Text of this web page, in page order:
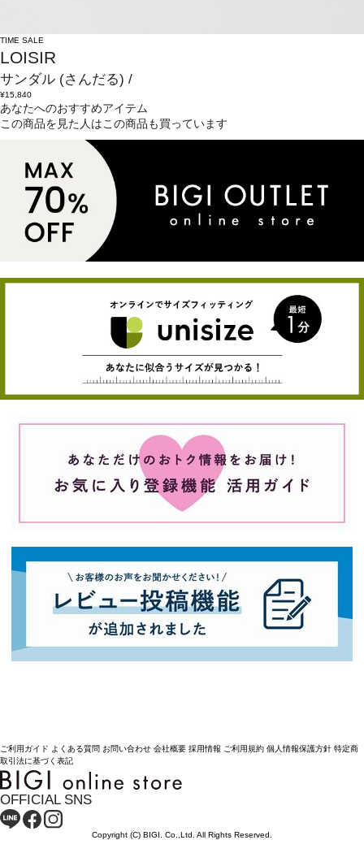
TIME SALE
LOISIR
サンダル (さんだる) /
¥15,840
あなたへのおすすめアイテム
この商品を見た人はこの商品も買っています
ご利用ガイド よくある質問 お問い合わせ 会社概要 採用情報 ご利用規約 個人情報保護方針 特定商
取引法に基づく表記
OFFICIAL SNS
Copyright (C) BIGI. Co.,Ltd. All Rights Reserved.